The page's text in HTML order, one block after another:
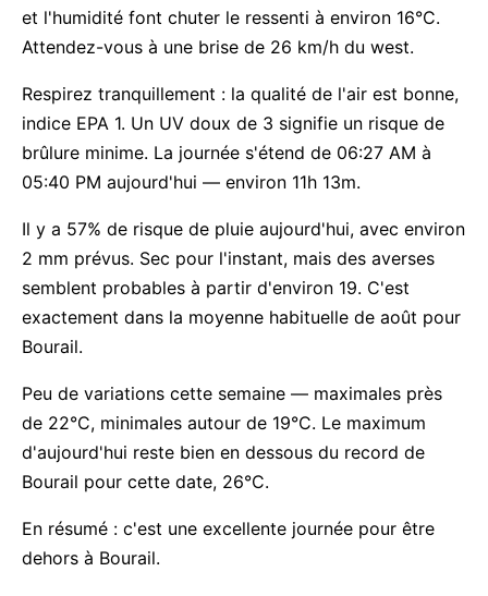
et l'humidité font chuter le ressenti à environ 16°C.
Attendez-vous à une brise de 26 km/h du west.
Respirez tranquillement : la qualité de l'air est bonne,
indice EPA 1. Un UV doux de 3 signifie un risque de
brûlure minime. La journée s'étend de 06:27 AM à
05:40 PM aujourd'hui — environ 11h 13m.
Il y a 57% de risque de pluie aujourd'hui, avec environ
2 mm prévus. Sec pour l'instant, mais des averses
semblent probables à partir d'environ 19. C'est
exactement dans la moyenne habituelle de août pour
Bourail.
Peu de variations cette semaine — maximales près
de 22°C, minimales autour de 19°C. Le maximum
d'aujourd'hui reste bien en dessous du record de
Bourail pour cette date, 26°C.
En résumé : c'est une excellente journée pour être
dehors à Bourail.